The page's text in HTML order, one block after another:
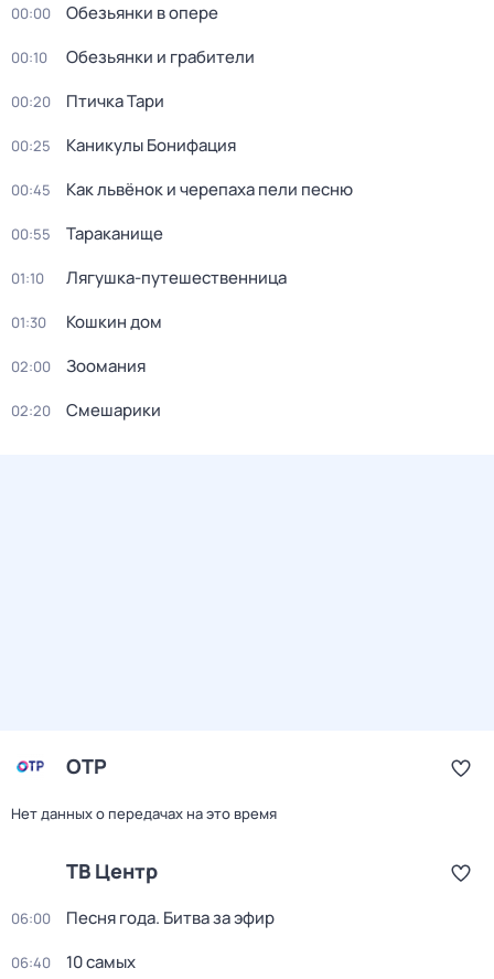
00:00 Обезьянки в опере
00:10 Обезьянки и грабители
00:20 Птичка Тари
00:25 Каникулы Бонифация
00:45 Как львёнок и черепаха пели песню
00:55 Тараканище
01:10 Лягушка-путешественница
01:30 Кошкин дом
02:00 Зоомания
02:20 Смешарики
ОТР
Нет данных о передачах на это время
ТВ Центр
06:00 Песня года. Битва за эфир
06:40 10 самых